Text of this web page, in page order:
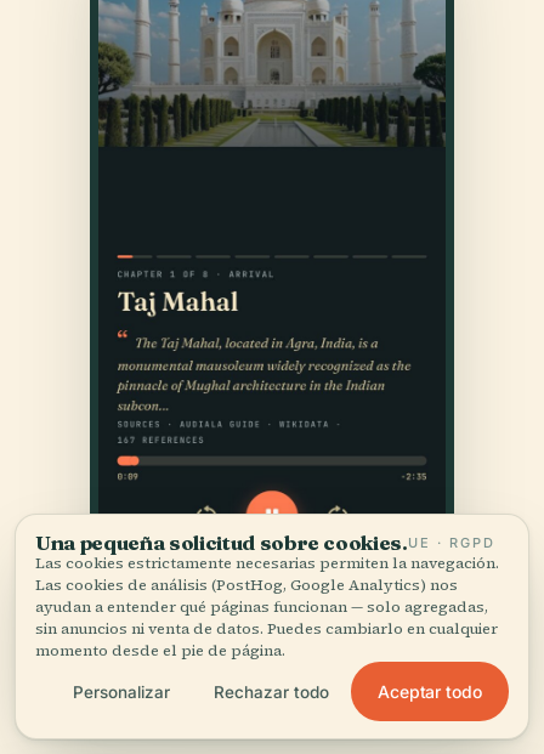
Una pequeña solicitud sobre cookies.UE · RGPD
Las cookies estrictamente necesarias permiten la navegación.
Las cookies de análisis (PostHog, Google Analytics) nos
ayudan a entender qué páginas funcionan — solo agregadas,
sin anuncios ni venta de datos. Puedes cambiarlo en cualquier
momento desde el pie de página.
Personalizar Rechazar todo Aceptar todo